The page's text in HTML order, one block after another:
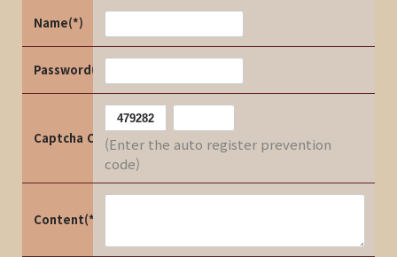
Name(*)
Password(*)
Captcha Code(Enter the auto register prevention
code)
Content(*)